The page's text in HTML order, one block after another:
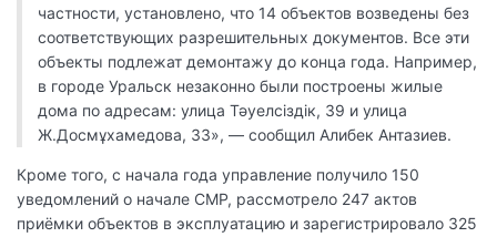
частности, установлено, что 14 объектов возведены без
соответствующих разрешительных документов. Все эти
объекты подлежат демонтажу до конца года. Например,
в городе Уральск незаконно были построены жилые
дома по адресам: улица Тәуелсіздік, 39 и улица
Ж.Досмұхамедова, 33», — сообщил Алибек Антазиев.
Кроме того, с начала года управление получило 150
уведомлений о начале СМР, рассмотрело 247 актов
приёмки объектов в эксплуатацию и зарегистрировало 325